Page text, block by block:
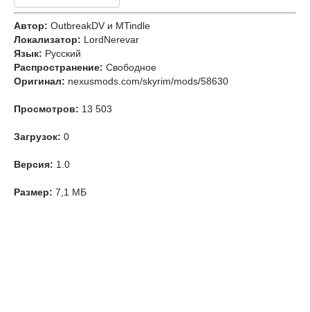
Автор: OutbreakDV и MTindle
Локализатор: LordNerevar
Язык: Русский
Распространение: Свободное
Оригинал: nexusmods.com/skyrim/mods/58630
Просмотров: 13 503
Загрузок: 0
Версия: 1.0
Размер: 7,1 МБ